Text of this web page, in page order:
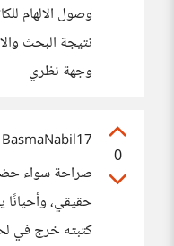
وصول الالهام
نتيجة البحث
وجهة نظري
0
BasmaNabil17
صراحة سواء حضر
حقيقي، وأحيانًا
كتبته خرج في